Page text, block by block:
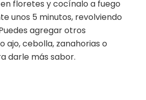
floretes y cocínalo a fuego
unos 5 minutos, revolviendo
agregar otros
ajo, cebolla, zanahorias o
darle más sabor.